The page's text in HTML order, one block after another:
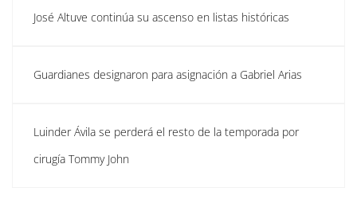
José Altuve continúa su ascenso en listas históricas
Guardianes designaron para asignación a Gabriel Arias
Luinder Ávila se perderá el resto de la temporada por
cirugía Tommy John